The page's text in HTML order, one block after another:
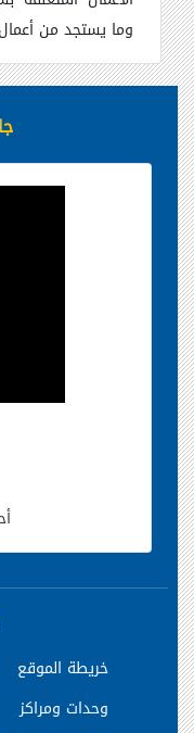
وما يستجد من
خريطة الموقع
وحدات ومراكز